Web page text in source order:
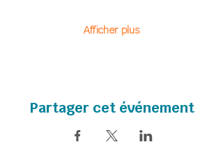
Afficher plus
Partager cet événement